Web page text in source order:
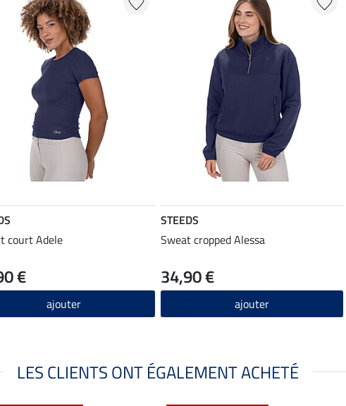
court Adele
€
ajouter
STEEDS
Sweat cropped Alessa
34,90 €
ajouter
LES CLIENTS ONT ÉGALEMENT ACHETÉ